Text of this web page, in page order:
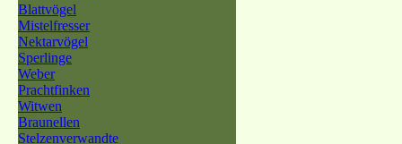
Blattvögel
Mistelfresser
Nektarvögel
Sperlinge
Weber
Prachtfinken
Witwen
Braunellen
Stelzenverwandte